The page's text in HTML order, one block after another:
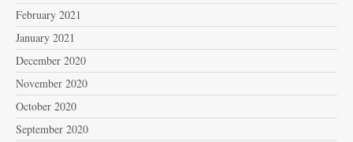
February 2021
January 2021
December 2020
November 2020
October 2020
September 2020